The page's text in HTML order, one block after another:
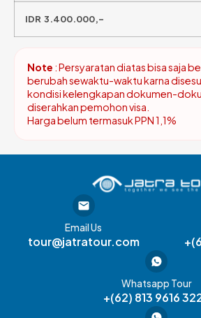
IDR 3.400.000,-
Note : Persyaratan diatas bisa saja
berubah sewaktu-waktu karna
kondisi kelengkapan dokumen-
diserahkan pemohon visa.
Harga belum termasuk PPN 1,1%
Email Us
tour@jatratour.com
Whatsapp Tour
+(62) 813 9616